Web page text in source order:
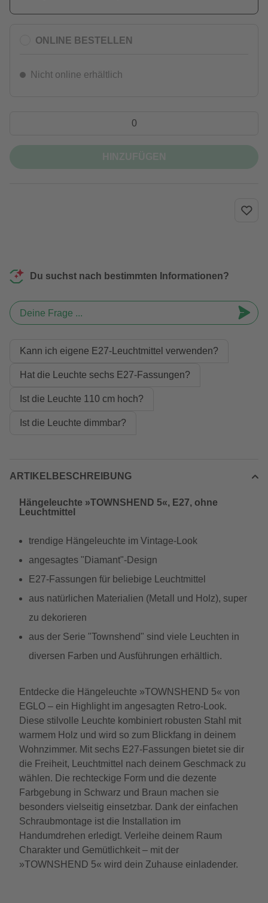
ONLINE BESTELLEN
Nicht online erhältlich
Du suchst nach bestimmten Informationen?
Deine Frage ...
Kann ich eigene E27-Leuchtmittel verwenden?
Hat die Leuchte sechs E27-Fassungen?
Ist die Leuchte 110 cm hoch?
Ist die Leuchte dimmbar?
ARTIKELBESCHREIBUNG
Hängeleuchte »TOWNSHEND 5«, E27, ohne
Leuchtmittel
trendige Hängeleuchte im Vintage-Look
angesagtes "Diamant"-Design
E27-Fassungen für beliebige Leuchtmittel
aus natürlichen Materialien (Metall und Holz), super
zu dekorieren
aus der Serie "Townshend" sind viele Leuchten in
diversen Farben und Ausführungen erhältlich.
Entdecke die Hängeleuchte »TOWNSHEND 5« von
EGLO – ein Highlight im angesagten Retro-Look.
Diese stilvolle Leuchte kombiniert robusten Stahl mit
warmem Holz und wird so zum Blickfang in deinem
Wohnzimmer. Mit sechs E27-Fassungen bietet sie dir
die Freiheit, Leuchtmittel nach deinem Geschmack zu
wählen. Die rechteckige Form und die dezente
Farbgebung in Schwarz und Braun machen sie
besonders vielseitig einsetzbar. Dank der einfachen
Schraubmontage ist die Installation im
Handumdrehen erledigt. Verleihe deinem Raum
Charakter und Gemütlichkeit – mit der
»TOWNSHEND 5« wird dein Zuhause einladender.